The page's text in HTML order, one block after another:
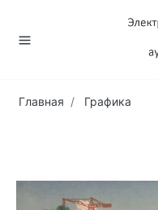
Главная Графика